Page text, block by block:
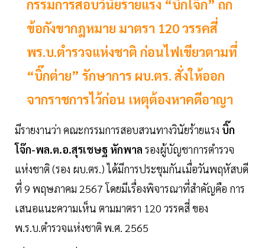
กรรมการสอบวินัยร้ายแรง “บิ๊กโจ๊ก” ถก
ข้อกังขากฎหมาย มาตรา 120 วรรคสี่
พร.บ.ตำรวจแห่งชาติ ก่อนไฟเขียวตามที่
“บิ๊กต่าย” รักษาการ ผบ.ตร. สั่งให้ออก
จากราชการไว้ก่อน เหตุต้องหาคดีอาญา
มีรายงานว่า คณะกรรมการสอบสวนทางวินัยร้ายแรง บิ๊ก
โจ๊ก-พล.ต.อ.สุรเชษฐ หักพาล รองผู้บัญชาการตำรวจ
แห่งชาติ (รอง ผบ.ตร.) ได้มีการประชุมกันเมื่อวันพฤหัสบดี
ที่ 9 พฤษภาคม 2567 โดยมีเรื่องพิจารณาที่สำคัญคือ การ
เสนอแนะความเห็น ตามมาตรา 120 วรรคสี่ ของ
พ.ร.บ.ตำรวจแห่งชาติ พ.ศ. 2565